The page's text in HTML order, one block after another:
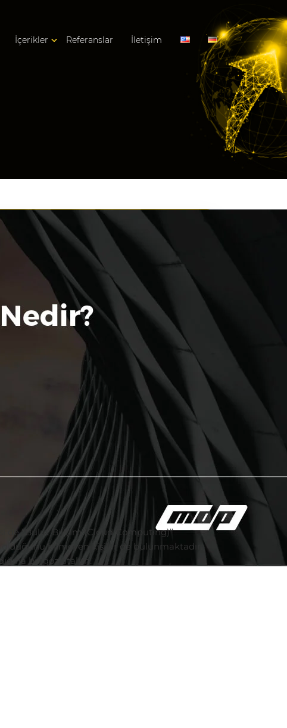
İçerikler Referanslar İletişim
‘’Bulut Bilişim (Cloud Computing)’’
bilmeyen kişiler de bulunmaktadır.
bir göz atalım.